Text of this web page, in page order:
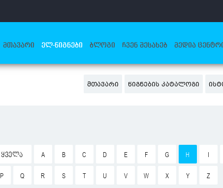
ᲛᲗᲐᲕᲐᲠᲘ ᲔᲚ-ᲬᲘᲒᲜᲔᲑᲘ ᲑᲚᲝᲒᲘ ᲩᲕᲔᲜ ᲨᲔᲡᲐᲮᲔᲑ ᲛᲔᲓᲘᲐ
ᲛᲗᲐᲕᲐᲠᲘ ᲬᲘᲒᲜᲔᲑᲘᲡ ᲙᲐᲢᲐᲚᲝᲒᲘ
ᲧᲕᲔᲚᲐ A B C D E F G H
P Q R S T U V W X Y Z